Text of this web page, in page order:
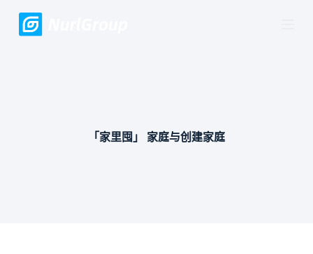
跳
过
「家里囤」 家庭与创建家庭